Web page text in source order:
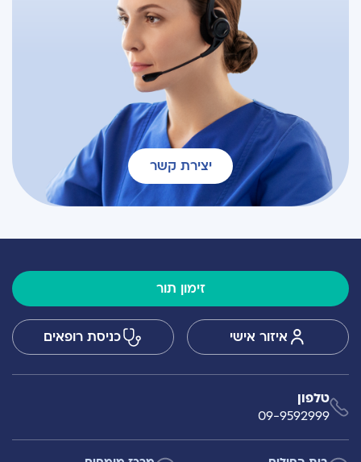
יצירת קשר
זימון תור
איזור אישי כניסת רופאים
טלפון
09-9592999